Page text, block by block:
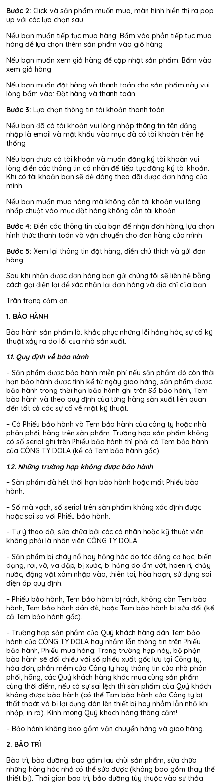
Bước 2: Click và sản phẩm muốn mua, màn hình hiển thị ra pop
up với các lựa chọn sau
Nếu bạn muốn tiếp tục mua hàng: Bấm vào phần tiếp tục mua
hàng để lựa chọn thêm sản phẩm vào giỏ hàng
Nếu bạn muốn xem giỏ hàng để cập nhật sản phẩm: Bấm vào
xem giỏ hàng
Nếu bạn muốn đặt hàng và thanh toán cho sản phẩm này vui
lòng bấm vào: Đặt hàng và thanh toán
Bước 3: Lựa chọn thông tin tài khoản thanh toán
Nếu bạn đã có tài khoản vui lòng nhập thông tin tên đăng
nhập là email và mật khẩu vào mục đã có tài khoản trên hệ
thống
Nếu bạn chưa có tài khoản và muốn đăng ký tài khoản vui
lòng điền các thông tin cá nhân để tiếp tục đăng ký tài khoản.
Khi có tài khoản bạn sẽ dễ dàng theo dõi được đơn hàng của
mình
Nếu bạn muốn mua hàng mà không cần tài khoản vui lòng
nhấp chuột vào mục đặt hàng không cần tài khoản
Bước 4: Điền các thông tin của bạn để nhận đơn hàng, lựa chọn
hình thức thanh toán và vận chuyển cho đơn hàng của mình
Bước 5: Xem lại thông tin đặt hàng, điền chú thích và gửi đơn
hàng
Sau khi nhận được đơn hàng bạn gửi chúng tôi sẽ liên hệ bằng
cách gọi điện lại để xác nhận lại đơn hàng và địa chỉ của bạn.
Trân trọng cảm ơn.
1. BẢO HÀNH
Bảo hành sản phẩm là: khắc phục những lỗi hỏng hóc, sự cố kỹ
thuật xảy ra do lỗi của nhà sản xuất.
1.1. Quy định về bảo hành
– Sản phẩm được bảo hành miễn phí nếu sản phẩm đó còn thời
hạn bảo hành được tính kể từ ngày giao hàng, sản phẩm được
bảo hành trong thời hạn bảo hành ghi trên Sổ bảo hành, Tem
bảo hành và theo quy định của từng hãng sản xuất liên quan
đến tất cả các sự cố về mặt kỹ thuật.
– Có Phiếu bảo hành và Tem bảo hành của công ty hoặc nhà
phân phối, hãng trên sản phẩm. Trường hợp sản phẩm không
có số serial ghi trên Phiếu bảo hành thì phải có Tem bảo hành
của CÔNG TY DOLA (kể cả Tem bảo hành gốc).
1.2. Những trường hợp không được bảo hành
– Sản phẩm đã hết thời hạn bảo hành hoặc mất Phiếu bảo
hành.
– Số mã vạch, số serial trên sản phẩm không xác định được
hoặc sai so với Phiếu bảo hành.
– Tự ý tháo dỡ, sửa chữa bởi các cá nhân hoặc kỹ thuật viên
không phải là nhân viên CÔNG TY DOLA
– Sản phẩm bị cháy nổ hay hỏng hóc do tác động cơ học, biến
dạng, rơi, vỡ, va đập, bị xước, bị hỏng do ẩm ướt, hoen rỉ, chảy
nước, động vật xâm nhập vào, thiên tai, hỏa hoạn, sử dụng sai
điện áp quy định.
– Phiếu bảo hành, Tem bảo hành bị rách, không còn Tem bảo
hành, Tem bảo hành dán đè, hoặc Tem bảo hành bị sửa đổi (kể
cả Tem bảo hành gốc).
– Trường hợp sản phẩm của Quý khách hàng dán Tem bảo
hành của CÔNG TY DOLA hay nhầm lẫn thông tin trên Phiếu
bảo hành, Phiếu mua hàng: Trong trường hợp này, bộ phận
bảo hành sẽ đối chiếu với số phiếu xuất gốc lưu tại Công ty,
hóa đơn, phần mềm của Công ty hay thông tin của nhà phân
phối, hãng, các Quý khách hàng khác mua cùng sản phẩm
cùng thời điểm, nếu có sự sai lệch thì sản phẩm của Quý khách
không được bảo hành (có thể Tem bảo hành của Công ty bị
thất thoát và bị lợi dụng dán lên thiết bị hay nhầm lẫn nhỏ khi
nhập, in ra). Kính mong Quý khách hàng thông cảm!
– Bảo hành không bao gồm vận chuyển hàng và giao hàng.
2. BẢO TRÌ
Bảo trì, bảo dưỡng: bao gồm lau chùi sản phẩm, sửa chữa
những hỏng hóc nhỏ có thể sửa được (không bao gồm thay thế
thiết bị). Thời gian bảo trì, bảo dưỡng tùy thuộc vào sự thỏa